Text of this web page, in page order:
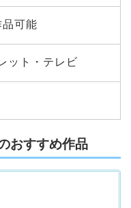
品可能
ット・テレビ
おすすめ作品